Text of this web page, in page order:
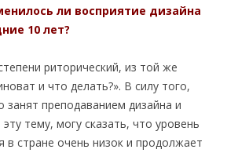
ли восприятие дизайна
10 лет?
риторический, из той же
и что делать?». В силу того,
занят преподаванием дизайна и
тему, могу сказать, что уровень
в стране очень низок и продолжает